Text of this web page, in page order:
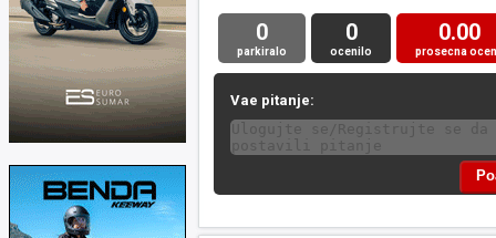
0
parkiralo
0
ocenilo
0.00
prosecna
Vae pitanje: